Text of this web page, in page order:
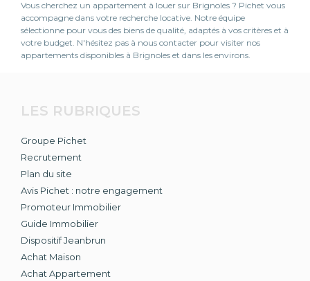
Vous cherchez un appartement à louer sur Brignoles ? Pichet vous
accompagne dans votre recherche locative. Notre équipe
sélectionne pour vous des biens de qualité, adaptés à vos critères et à
votre budget. N'hésitez pas à nous contacter pour visiter nos
appartements disponibles à Brignoles et dans les environs.
LES RUBRIQUES
Groupe Pichet
Recrutement
Plan du site
Avis Pichet : notre engagement
Promoteur Immobilier
Guide Immobilier
Dispositif Jeanbrun
Achat Maison
Achat Appartement